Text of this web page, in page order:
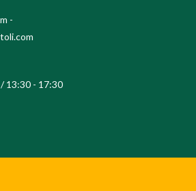
-
13:30 - 17:30